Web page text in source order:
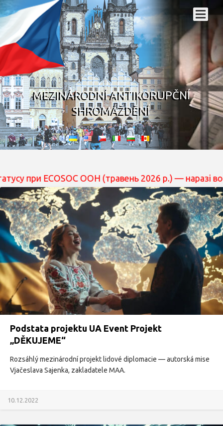
MEZINÁRODNÍ ANTIKORUPČNÍ
SHROMÁŽDĚNÍ
при ECOSOC ООН (травень 2026 р.) — наразі
Podstata projektu UA Event Projekt
„DĚKUJEME“
Rozsáhlý mezinárodní projekt lidové diplomacie — autorská mise
Vjačeslava Sajenka, zakladatele MAA.
10.12.2022